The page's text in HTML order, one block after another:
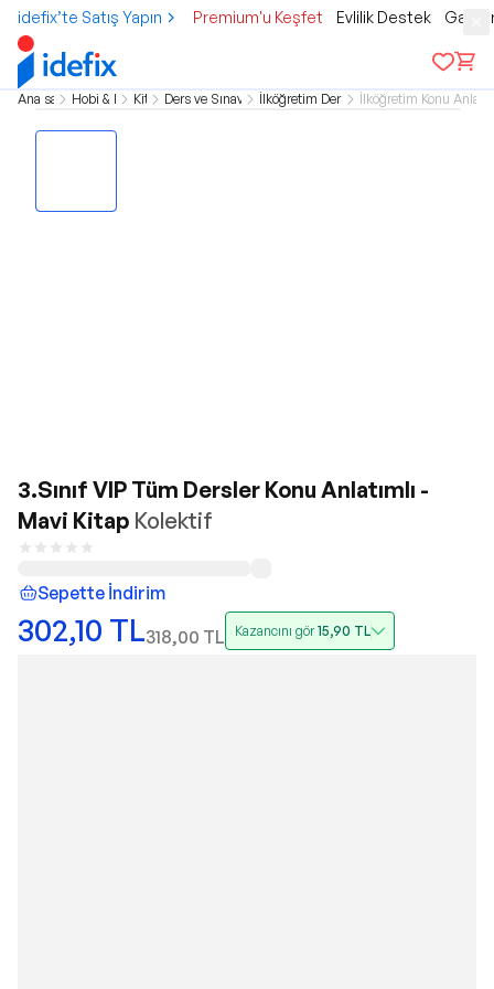
idefix’te Satış Yapın Premium'u Keşfet Evlilik Destek
Ana sayfaHobi & KültürKitap Ders ve Sınav Kitaplarıİlköğretim Ders Kitaplarıİlköğretim Konu
3.Sınıf VIP Tüm Dersler Konu Anlatımlı -
Mavi Kitap Kolektif
Sepette İndirim
302,10 TL318,00 TL Kazancını gör15,90 TL